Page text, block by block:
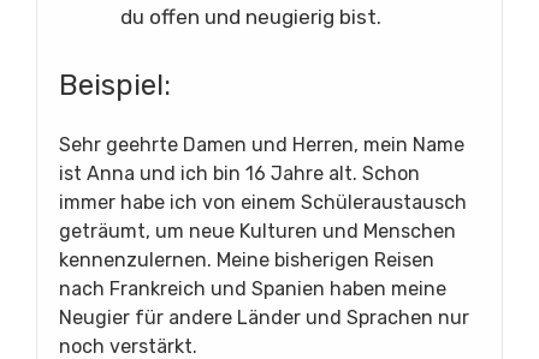
du offen und neugierig bist.
Beispiel:
Sehr geehrte Damen und Herren, mein Name
ist Anna und ich bin 16 Jahre alt. Schon
immer habe ich von einem Schüleraustausch
geträumt, um neue Kulturen und Menschen
kennenzulernen. Meine bisherigen Reisen
nach Frankreich und Spanien haben meine
Neugier für andere Länder und Sprachen nur
noch verstärkt.